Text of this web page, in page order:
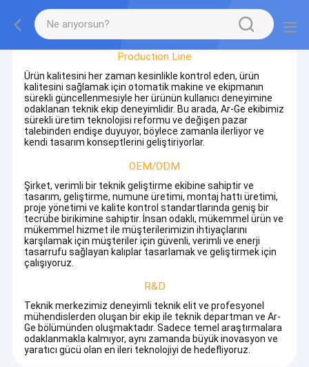
Production Line
Ürün kalitesini her zaman kesinlikle kontrol eden, ürün
kalitesini sağlamak için otomatik makine ve ekipmanın
sürekli güncellenmesiyle her ürünün kullanıcı deneyimine
odaklanan teknik ekip deneyimlidir. Bu arada, Ar-Ge ekibimiz
sürekli üretim teknolojisi reformu ve değişen pazar
talebinden endişe duyuyor, böylece zamanla ilerliyor ve
kendi tasarım konseptlerini geliştiriyorlar.
OEM/ODM
Şirket, verimli bir teknik geliştirme ekibine sahiptir ve
tasarım, geliştirme, numune üretimi, montaj hattı üretimi,
proje yönetimi ve kalite kontrol standartlarında geniş bir
tecrübe birikimine sahiptir. İnsan odaklı, mükemmel ürün ve
mükemmel hizmet ile müşterilerimizin ihtiyaçlarını
karşılamak için müşteriler için güvenli, verimli ve enerji
tasarrufu sağlayan kalıplar tasarlamak ve geliştirmek için
çalışıyoruz.
R&D
Teknik merkezimiz deneyimli teknik elit ve profesyonel
mühendislerden oluşan bir ekip ile teknik departman ve Ar-
Ge bölümünden oluşmaktadır. Sadece temel araştırmalara
odaklanmakla kalmıyor, aynı zamanda büyük inovasyon ve
yaratıcı gücü olan en ileri teknolojiyi de hedefliyoruz.